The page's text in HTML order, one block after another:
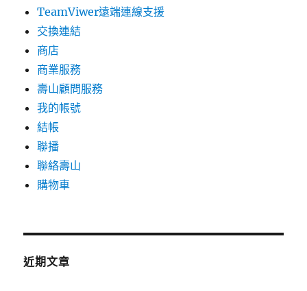
TeamViwer遠端連線支援
交換連結
商店
商業服務
壽山顧問服務
我的帳號
結帳
聯播
聯絡壽山
購物車
近期文章